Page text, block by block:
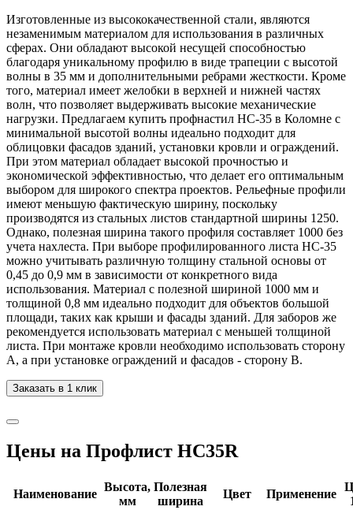
Изготовленные из высококачественной стали, являются
незаменимым материалом для использования в различных
сферах. Они обладают высокой несущей способностью
благодаря уникальному профилю в виде трапеции с высотой
волны в 35 мм и дополнительными ребрами жесткости. Кроме
того, материал имеет желобки в верхней и нижней частях
волн, что позволяет выдерживать высокие механические
нагрузки. Предлагаем купить профнастил НС-35 в Коломне с
минимальной высотой волны идеально подходит для
облицовки фасадов зданий, установки кровли и ограждений.
При этом материал обладает высокой прочностью и
экономической эффективностью, что делает его оптимальным
выбором для широкого спектра проектов. Рельефные профили
имеют меньшую фактическую ширину, поскольку
производятся из стальных листов стандартной ширины 1250.
Однако, полезная ширина такого профиля составляет 1000 без
учета нахлеста. При выборе профилированного листа НС-35
можно учитывать различную толщину стальной основы от
0,45 до 0,9 мм в зависимости от конкретного вида
использования. Материал с полезной шириной 1000 мм и
толщиной 0,8 мм идеально подходит для объектов большой
площади, таких как крыши и фасады зданий. Для заборов же
рекомендуется использовать материал с меньшей толщиной
листа. При монтаже кровли необходимо использовать сторону
А, а при установке ограждений и фасадов - сторону В.
Заказать в 1 клик
Цены на Профлист HC35R
Наименование
Высота,
мм
Полезная
ширина
Цвет Применение